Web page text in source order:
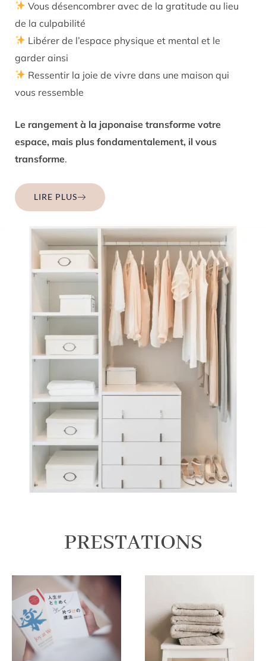
Vous désencombrer avec de la gratitude au lieu
de la culpabilité
Libérer de l’espace physique et mental et le
garder ainsi
Ressentir la joie de vivre dans une maison qui
vous ressemble
Le rangement à la japonaise transforme votre
espace, mais plus fondamentalement, il vous
transforme.
LIRE PLUS
PRESTATIONS